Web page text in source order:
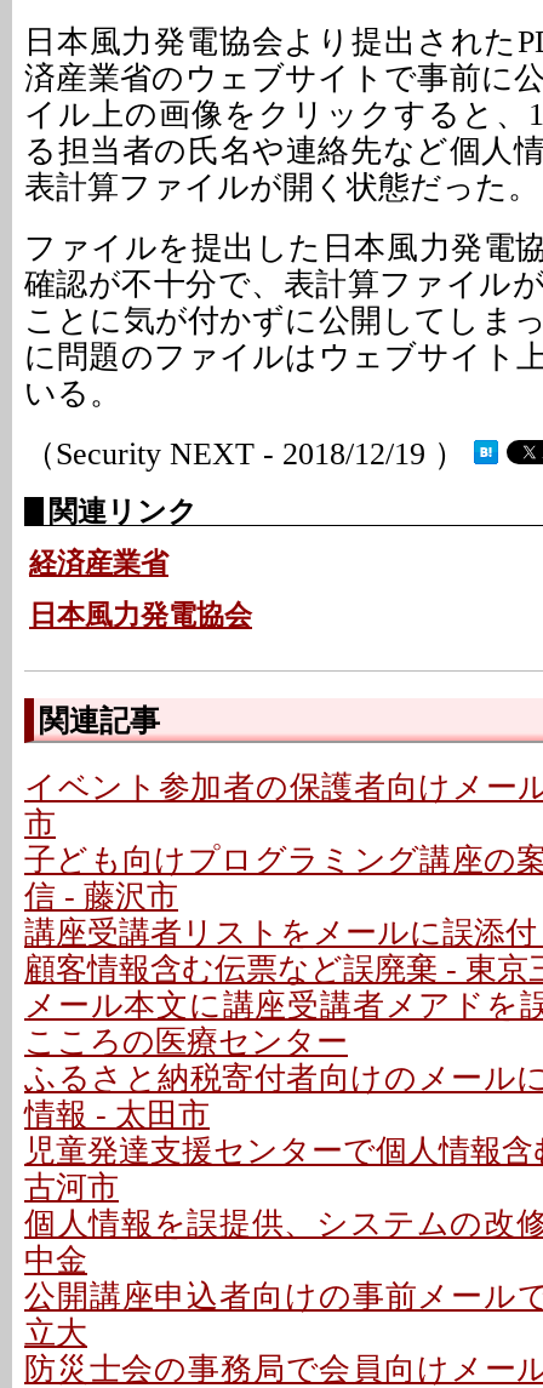
日本風力発電協会より提出された
済産業省のウェブサイトで事前に
イル上の画像をクリックすると、
る担当者の氏名や連絡先など個人
表計算ファイルが開く状態だった。
ファイルを提出した日本風力発電
確認が不十分で、表計算ファイル
ことに気が付かずに公開してしま
に問題のファイルはウェブサイト
いる。
（Security NEXT - 2018/12/19 ）
関連リンク
経済産業省
日本風力発電協会
関連記事
イベント参加者の保護者向けメー
市
子ども向けプログラミング講座の
信 - 藤沢市
講座受講者リストをメールに誤添
顧客情報含む伝票など誤廃棄 - 東京
メール本文に講座受講者メアドを
こころの医療センター
ふるさと納税寄付者向けのメール
情報 - 太田市
児童発達支援センターで個人情報
古河市
個人情報を誤提供、システムの改
中金
公開講座申込者向けの事前メール
立大
防災士会の事務局で会員向けメー